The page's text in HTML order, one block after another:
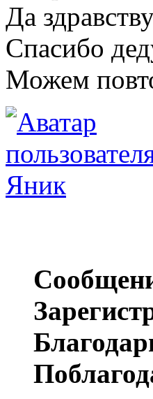
Да
Спасибо
Можем
Яник